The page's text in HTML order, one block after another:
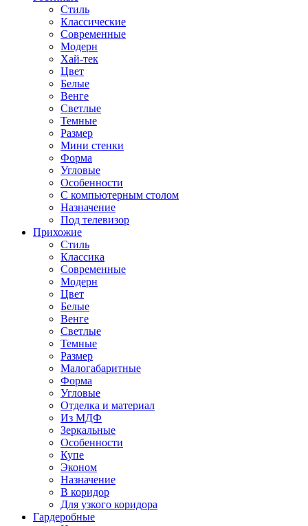
Стиль
Классические
Современные
Модерн
Хай-тек
Цвет
Белые
Венге
Светлые
Темные
Размер
Мини стенки
Форма
Угловые
Особенности
С компьютерным столом
Назначение
Под телевизор
Прихожие
Стиль
Классика
Современные
Модерн
Цвет
Белые
Венге
Светлые
Темные
Размер
Малогабаритные
Форма
Угловые
Отделка и материал
Из МДФ
Зеркальные
Особенности
Купе
Эконом
Назначение
В коридор
Для узкого коридора
Гардеробные